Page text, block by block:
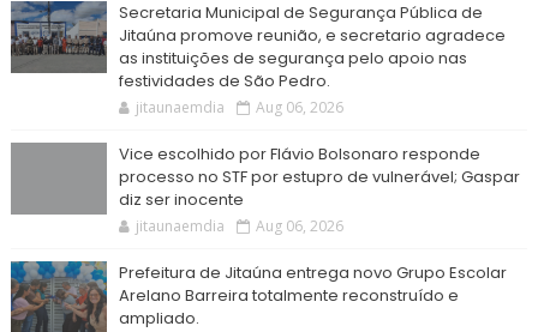
Secretaria Municipal de Segurança Pública de
Jitaúna promove reunião, e secretario agradece
as instituições de segurança pelo apoio nas
festividades de São Pedro.
jitaunaemdia Aug 06, 2026
Vice escolhido por Flávio Bolsonaro responde
processo no STF por estupro de vulnerável; Gaspar
diz ser inocente
jitaunaemdia Aug 06, 2026
Prefeitura de Jitaúna entrega novo Grupo Escolar
Arelano Barreira totalmente reconstruído e
ampliado.